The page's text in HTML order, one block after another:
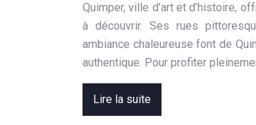
Quimper, ville d’art et d’histoire,
à découvrir. Ses rues
ambiance chaleureuse font de
authentique. Pour profiter
Lire la suite